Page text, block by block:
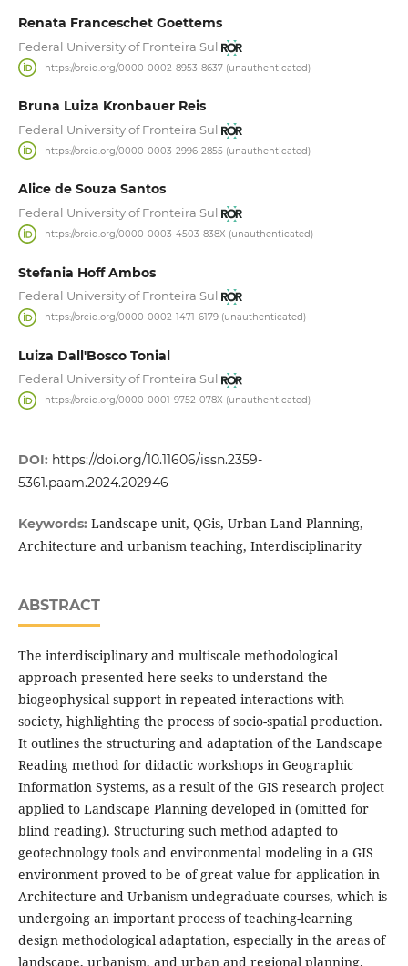
Renata Franceschet Goettems
Federal University of Fronteira Sul
https://orcid.org/0000-0002-8953-8637 (unauthenticated)
Bruna Luiza Kronbauer Reis
Federal University of Fronteira Sul
https://orcid.org/0000-0003-2996-2855 (unauthenticated)
Alice de Souza Santos
Federal University of Fronteira Sul
https://orcid.org/0000-0003-4503-838X (unauthenticated)
Stefania Hoff Ambos
Federal University of Fronteira Sul
https://orcid.org/0000-0002-1471-6179 (unauthenticated)
Luiza Dall'Bosco Tonial
Federal University of Fronteira Sul
https://orcid.org/0000-0001-9752-078X (unauthenticated)
DOI: https://doi.org/10.11606/issn.2359-
5361.paam.2024.202946
Keywords: Landscape unit, QGis, Urban Land Planning,
Architecture and urbanism teaching, Interdisciplinarity
ABSTRACT
The interdisciplinary and multiscale methodological
approach presented here seeks to understand the
biogeophysical support in repeated interactions with
society, highlighting the process of socio-spatial production.
It outlines the structuring and adaptation of the Landscape
Reading method for didactic workshops in Geographic
Information Systems, as a result of the GIS research project
applied to Landscape Planning developed in (omitted for
blind reading). Structuring such method adapted to
geotechnology tools and environmental modeling in a GIS
environment proved to be of great value for application in
Architecture and Urbanism undegraduate courses, which is
undergoing an important process of teaching-learning
design methodological adaptation, especially in the areas of
landscape, urbanism, and urban and regional planning.